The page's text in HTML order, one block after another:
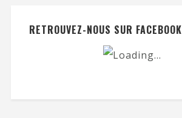
RETROUVEZ-NOUS SUR FACEBOOK